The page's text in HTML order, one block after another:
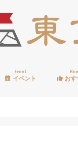
Event
イベント おす